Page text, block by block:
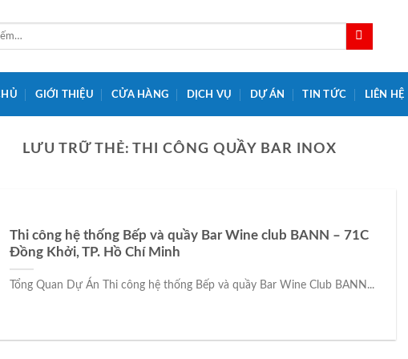
GIỚI THIỆU CỬA HÀNG DỊCH VỤ DỰ ÁN TIN TỨC LIÊN HỆ
LƯU TRỮ THẺ:THI CÔNG QUẦY BAR INOX
Thi công hệ thống Bếp và quầy Bar Wine club BANN – 71C
Đồng Khởi, TP. Hồ Chí Minh
Tổng Quan Dự Án Thi công hệ thống Bếp và quầy Bar Wine Club BANN...